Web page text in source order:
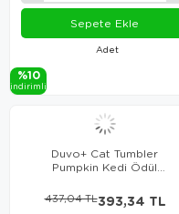
Adet
Sepete Ekle
%10
i̇ndi̇ri̇mli̇
Duvo+ Cat Tumbler
Pumpkin Kedi Ödül
393,34 TL
437,04 TL